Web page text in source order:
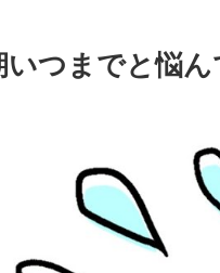
つまでと悩